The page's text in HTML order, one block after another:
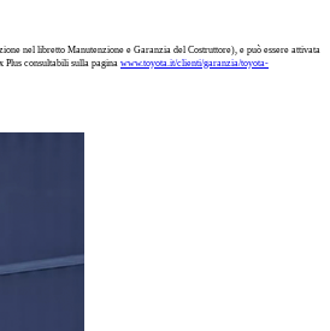
nel libretto Manutenzione e Garanzia del Costruttore), e può essere attivata
consultabili sulla pagina www.toyota.it/clienti/garanzia/toyota-